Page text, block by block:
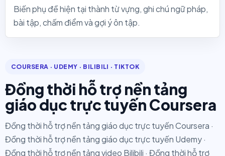
Biến phụ đề hiện tại thành từ vựng, ghi chú ngữ pháp,
bài tập, chấm điểm và gợi ý ôn tập.
COURSERA · UDEMY · BILIBILI · TIKTOK
Đồng thời hỗ trợ nền tảng
giáo dục trực tuyến Coursera
Đồng thời hỗ trợ nền tảng giáo dục trực tuyến Coursera ·
Đồng thời hỗ trợ nền tảng giáo dục trực tuyến Udemy ·
Đồng thời hỗ trợ nền tảng video Bilibili · Đồng thời hỗ trợ